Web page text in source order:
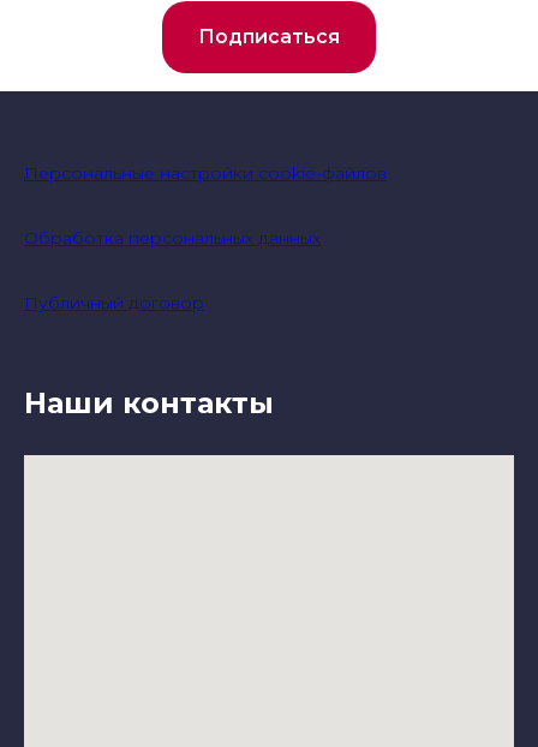
Подписаться
Персональные настройки cookie-файлов
Обработка персональных данных
Публичный договор
Наши контакты